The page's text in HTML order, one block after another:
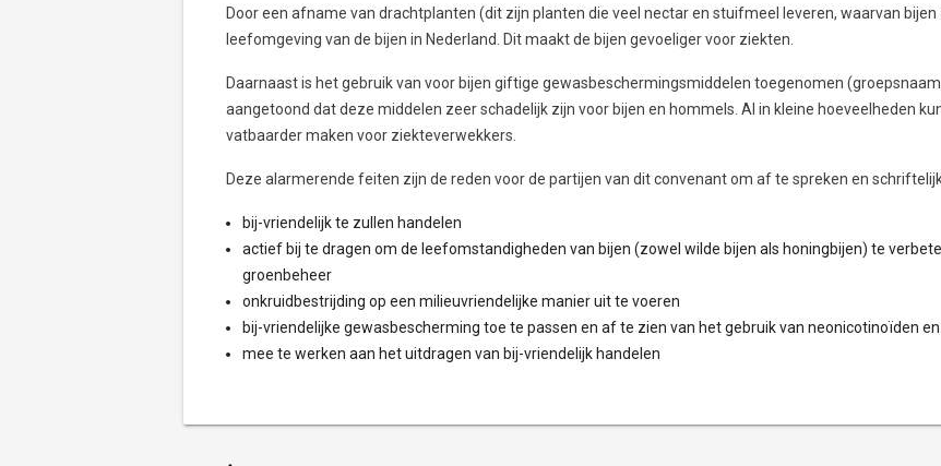
Door een afname van drachtplanten (dit zijn planten die veel nectar en stuifmeel leveren, waarvan
leefomgeving van de bijen in Nederland. Dit maakt de bijen gevoeliger voor ziekten.
Daarnaast is het gebruik van voor bijen giftige gewasbeschermingsmiddelen toegenomen
aangetoond dat deze middelen zeer schadelijk zijn voor bijen en hommels. Al in kleine hoeveelheden
vatbaarder maken voor ziekteverwekkers.
Deze alarmerende feiten zijn de reden voor de partijen van dit convenant om af te spreken en
bij-vriendelijk te zullen handelen
actief bij te dragen om de leefomstandigheden van bijen (zowel wilde bijen als honingbijen) te
groenbeheer
onkruidbestrijding op een milieuvriendelijke manier uit te voeren
bij-vriendelijke gewasbescherming toe te passen en af te zien van het gebruik van neonicotinoïden
mee te werken aan het uitdragen van bij-vriendelijk handelen